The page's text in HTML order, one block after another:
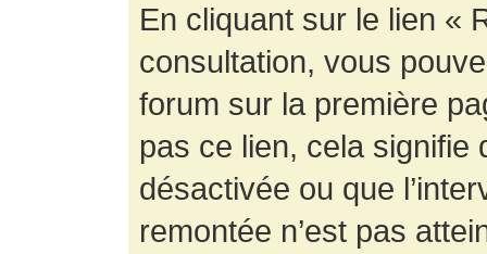
En cliquant sur le lien «
consultation, vous
forum sur la première
pas ce lien, cela signifie
désactivée ou que
remontée n’est pas